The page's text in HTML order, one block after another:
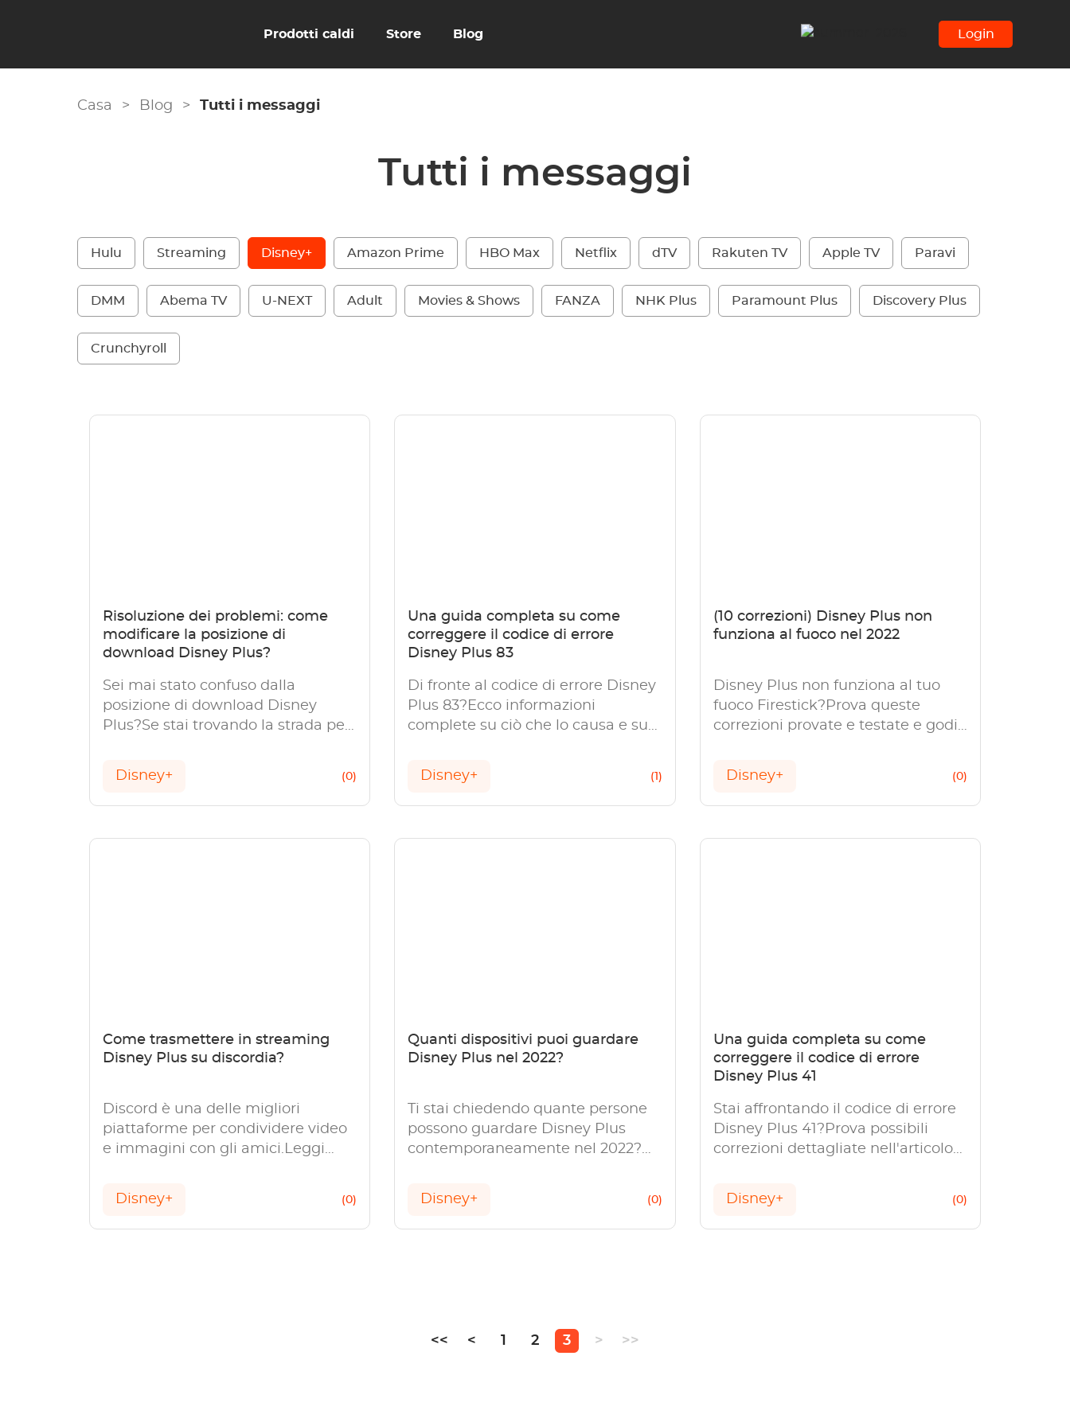
Prodotti caldi Store Blog Login
Casa > Blog > Tutti i messaggi
Tutti i messaggi
Hulu Streaming Disney+ Amazon Prime HBO Max Netflix dTV Rakuten TV Apple TV Paravi
DMM Abema TV U-NEXT Adult Movies & Shows FANZA NHK Plus Paramount Plus Discovery Plus
Crunchyroll
Risoluzione dei problemi: come
modificare la posizione di
download Disney Plus?
Sei mai stato confuso dalla
posizione di download Disney
Plus?Se stai trovando la strada per
la mano sul perché la posizione del
download Disney Plus è uscita con
Disney+ (0)
Una guida completa su come
correggere il codice di errore
Disney Plus 83
Di fronte al codice di errore Disney
Plus 83?Ecco informazioni
complete su ciò che lo causa e su
Disney+ (1)
(10 correzioni) Disney Plus non
funziona al fuoco nel 2022
Disney Plus non funziona al tuo
fuoco Firestick?Prova queste
correzioni provate e testate e goditi
Disney+ (0)
Come trasmettere in streaming
Disney Plus su discordia?
Discord è una delle migliori
piattaforme per condividere video
e immagini con gli amici.Leggi
Plus su Discord.
Disney+ (0)
Quanti dispositivi puoi guardare
Disney Plus nel 2022?
Ti stai chiedendo quante persone
possono guardare Disney Plus
contemporaneamente nel 2022?
Disney+ (0)
Una guida completa su come
correggere il codice di errore
Disney Plus 41
Stai affrontando il codice di errore
Disney Plus 41?Prova possibili
correzioni dettagliate nell'articolo
Disney+ (0)
<< < 1 2 3 > >>